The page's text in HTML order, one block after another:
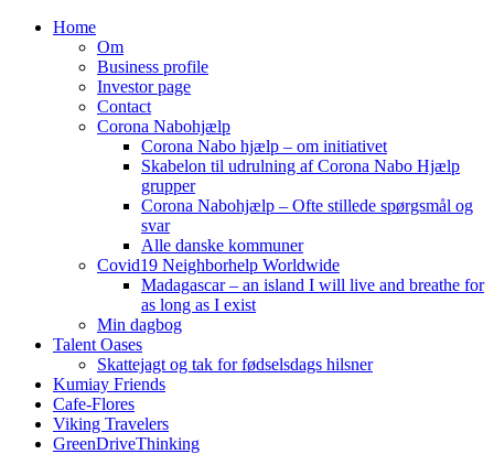
Home
Om
Business profile
Investor page
Contact
Corona Nabohjælp
Corona Nabo hjælp – om initiativet
Skabelon til udrulning af Corona Nabo Hjælp
grupper
Corona Nabohjælp – Ofte stillede spørgsmål og
svar
Alle danske kommuner
Covid19 Neighborhelp Worldwide
Madagascar – an island I will live and breathe for
as long as I exist
Min dagbog
Talent Oases
Skattejagt og tak for fødselsdags hilsner
Kumiay Friends
Cafe-Flores
Viking Travelers
GreenDriveThinking